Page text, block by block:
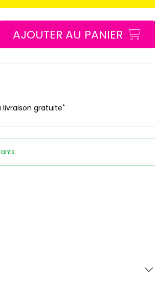
AJOUTER AU PANIER
gratuite*